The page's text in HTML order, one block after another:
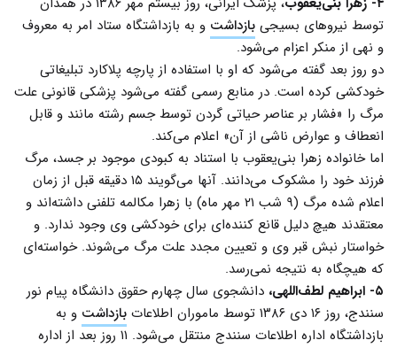
توسط نیروهای بسیجی بازداشت و به بازداشتگاه ستاد امر به معروف
و نهی از منکر اعزام می‌شود.
دو روز بعد گفته می‌شود که او با استفاده از پارچه پلاکارد تبلیغاتی
خودکشی کرده است. در منابع رسمی گفته می‌شود پزشکی قانونی علت
مرگ را «‎فشار بر عناصر حیاتی گردن توسط جسم رشته‏‎‎ مانند و قابل
انعطاف و عوارض ناشی از آن» اعلام می‌کند.
اما خانواده زهرا بنی‌يعقوب با استناد به کبودی موجود بر جسد، مرگ
فرزند خود را مشکوک می‌دانند. آنها می‌گویند ۱۵ دقيقه قبل از زمان
اعلام شده مرگ (۹ شب ۲۱ مهر ماه) با زهرا مکالمه تلفنی داشته‌اند و
معتقدند هيچ دليل قانع کننده‌ای برای خودکشی وی وجود ندارد. و
خواستار نبش قبر وی و تعيين مجدد علت مرگ می‌شوند. خواسته‌ای
که هیچگاه به نتیجه نمی‌رسد.
۵- ابراهیم لطف‌اللهی،
دانشجوی سال چهارم حقوق دانشگاه پیام نور
سنندج، روز ۱۶ دی ۱۳۸۶ توسط ماموران اطلاعات
بازداشت و به
بازداشتگاه اداره اطلاعات سنندج منتقل می‌شود. ۱۱ روز بعد از اداره